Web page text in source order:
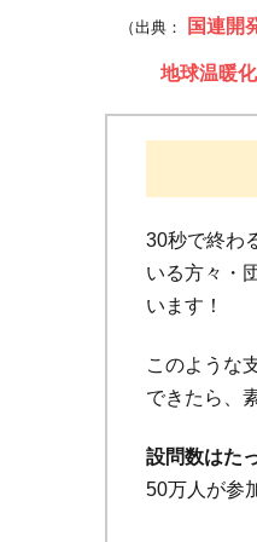
（出典： 国連開
地球温暖
30秒で終わ
いる方々・
います！
このような
できたら、
設問数はた
50万人が参